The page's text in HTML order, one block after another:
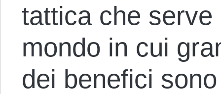
tattica che
mondo in cui
dei benefici